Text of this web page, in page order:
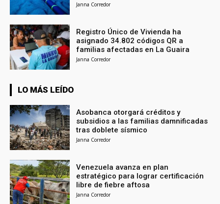
Janna Corredor
Registro Único de Vivienda ha
asignado 34.802 códigos QR a
familias afectadas en La Guaira
Janna Corredor
LO MÁS LEÍDO
Asobanca otorgará créditos y
subsidios a las familias damnificadas
tras doblete sísmico
Janna Corredor
Venezuela avanza en plan
estratégico para lograr certificación
libre de fiebre aftosa
Janna Corredor